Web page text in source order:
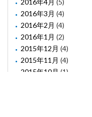
2016年4月 (5)
2016年3月 (4)
2016年2月 (4)
2016年1月 (2)
2015年12月 (4)
2015年11月 (4)
2015年10月 (1)